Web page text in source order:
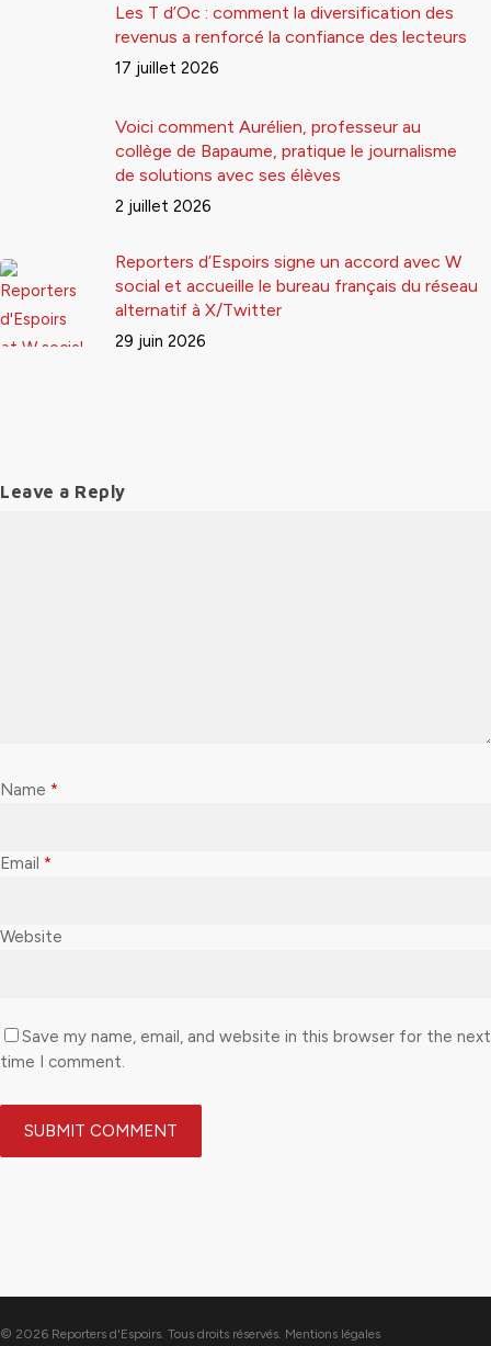
Les T d’Oc : comment la diversification des
revenus a renforcé la confiance des lecteurs
17 juillet 2026
Voici comment Aurélien, professeur au
collège de Bapaume, pratique le journalisme
de solutions avec ses élèves
2 juillet 2026
Reporters d’Espoirs signe un accord avec W
social et accueille le bureau français du réseau
alternatif à X/Twitter
29 juin 2026
Leave a Reply
Name *
Email *
Website
Save my name, email, and website in this browser for the next
time I comment.
© 2026 Reporters d'Espoirs. Tous droits réservés. Mentions légales